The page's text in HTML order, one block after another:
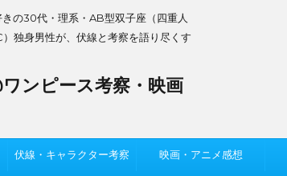
の30代・理系・AB型双子座（四重人
独身男性が、伏線と考察を語り尽くす
ンピース考察・映画
伏線・キャラクター考察 映画・アニメ感想